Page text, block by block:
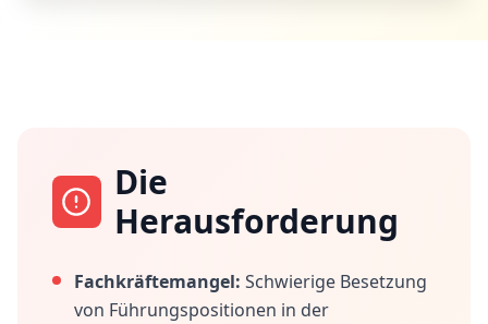
Die
Herausforderung
Fachkräftemangel: Schwierige Besetzung
von Führungspositionen in der